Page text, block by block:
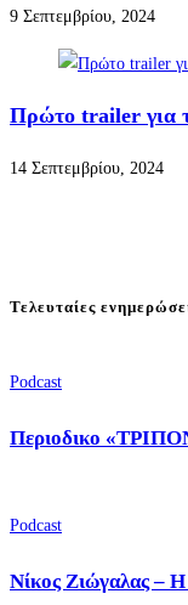
9 Σεπτεμβρίου, 2024
Πρώτο trailer για
14 Σεπτεμβρίου, 2024
Τελευταίες
Podcast
Περιοδικο
Podcast
Νίκος Ζιώγαλας –